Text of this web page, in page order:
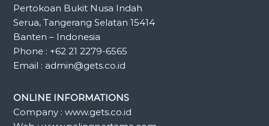
Pertokoan Bukit Nusa Indah
Serua, Tangerang Selatan 15414
Banten – Indonesia
Phone : +62 21 2279-6565
Email : admin@gets.co.id
ONLINE INFORMATIONS
Company : www.gets.co.id